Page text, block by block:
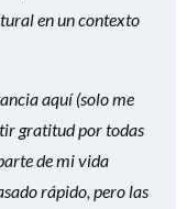
en un contexto
aquí (solo me
gratitud por todas
de mi vida
rápido, pero las